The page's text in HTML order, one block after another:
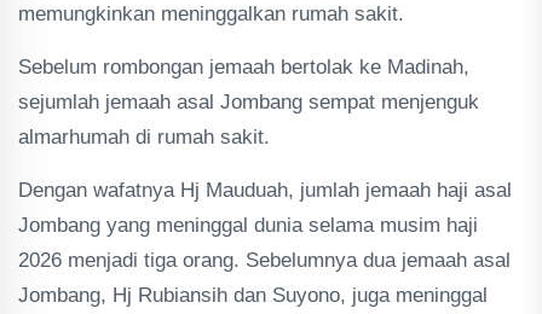
memungkinkan meninggalkan rumah sakit.
Sebelum rombongan jemaah bertolak ke Madinah,
sejumlah jemaah asal Jombang sempat menjenguk
almarhumah di rumah sakit.
Dengan wafatnya Hj Mauduah, jumlah jemaah haji asal
Jombang yang meninggal dunia selama musim haji
2026 menjadi tiga orang. Sebelumnya dua jemaah asal
Jombang, Hj Rubiansih dan Suyono, juga meninggal